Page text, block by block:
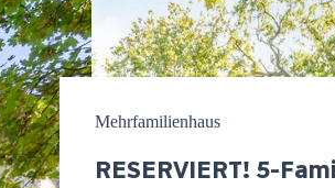
Mehrfamilienhaus
RESERVIERT! 5-